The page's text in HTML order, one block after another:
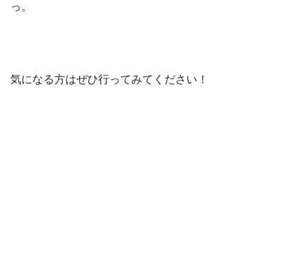
っ。
気になる方はぜひ行ってみてください！